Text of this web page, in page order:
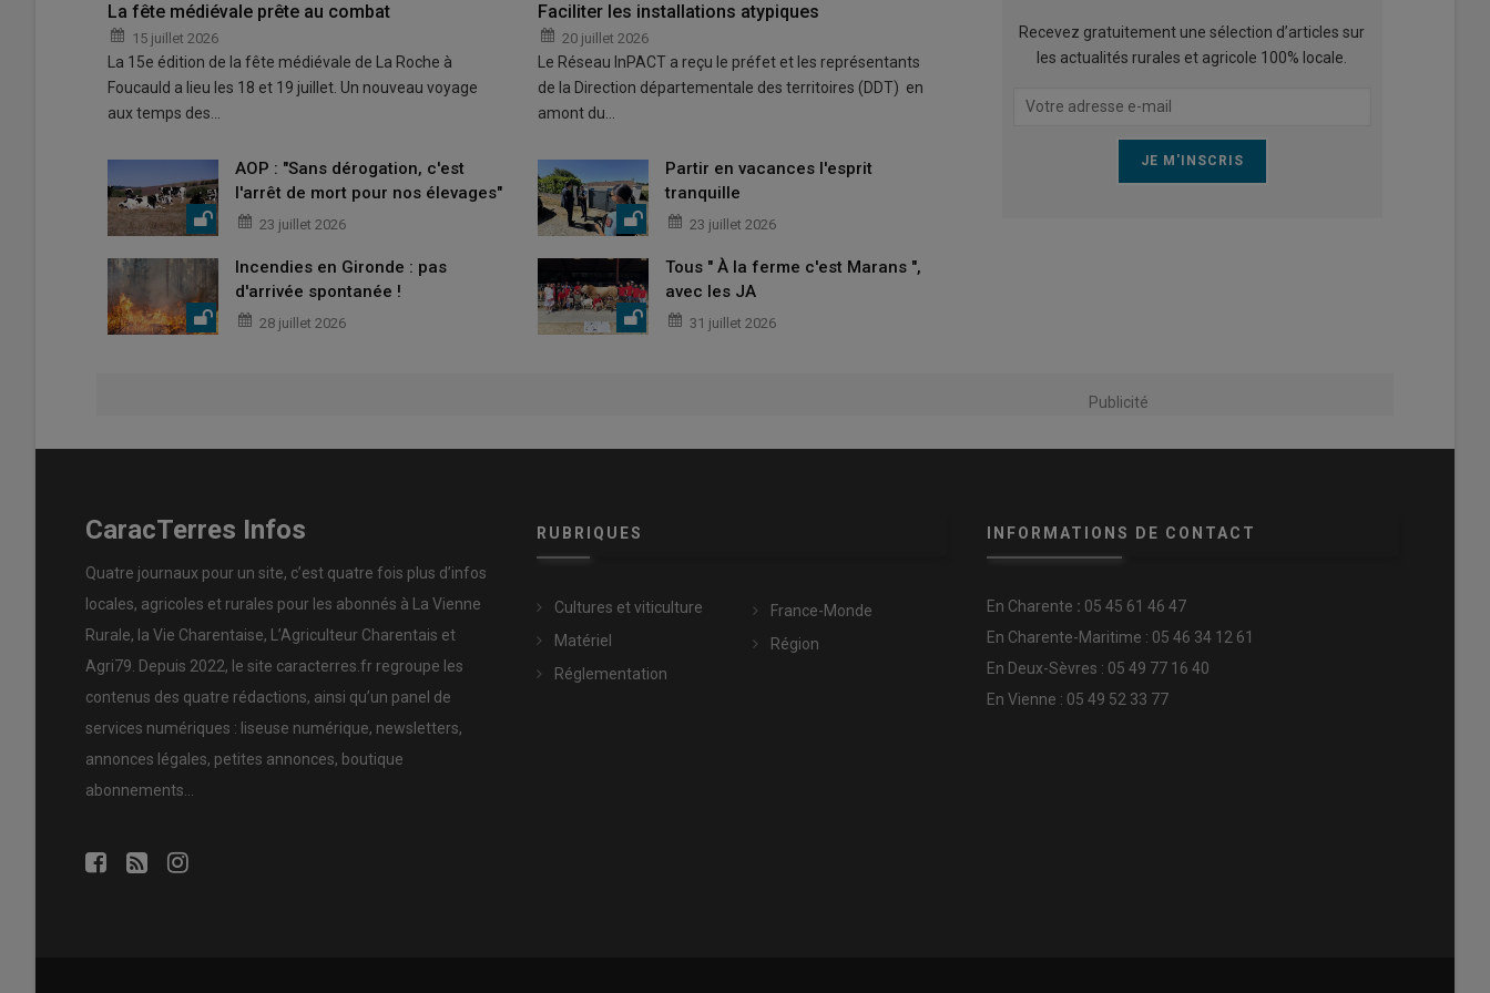
La fête médiévale prête au combat
15 juillet 2026
La 15e édition de la fête médiévale de La Roche à
Foucauld a lieu les 18 et 19 juillet. Un nouveau voyage
aux temps des…
Faciliter les installations atypiques
20 juillet 2026
Le Réseau InPACT a reçu le préfet et les représentants
de la Direction départementale des territoires (DDT) en
amont du…
AOP : "Sans dérogation, c'est
l'arrêt de mort pour nos élevages"
23 juillet 2026
Partir en vacances l'esprit
tranquille
23 juillet 2026
Incendies en Gironde : pas
d'arrivée spontanée !
28 juillet 2026
Tous " À la ferme c'est Marans ",
avec les JA
31 juillet 2026
Recevez gratuitement une sélection d’articles sur
les actualités rurales et agricole 100% locale.
Publicité
CaracTerres Infos
Quatre journaux pour un site, c’est quatre fois plus d’infos
locales, agricoles et rurales pour les abonnés à La Vienne
Rurale, la Vie Charentaise, L’Agriculteur Charentais et
Agri79. Depuis 2022, le site caracterres.fr regroupe les
contenus des quatre rédactions, ainsi qu’un panel de
services numériques : liseuse numérique, newsletters,
annonces légales, petites annonces, boutique
abonnements…
RUBRIQUES
Cultures et viticulture
Matériel
Réglementation
France-Monde
Région
INFORMATIONS DE CONTACT
En Charente : 05 45 61 46 47
En Charente-Maritime : 05 46 34 12 61
En Deux-Sèvres : 05 49 77 16 40
En Vienne : 05 49 52 33 77